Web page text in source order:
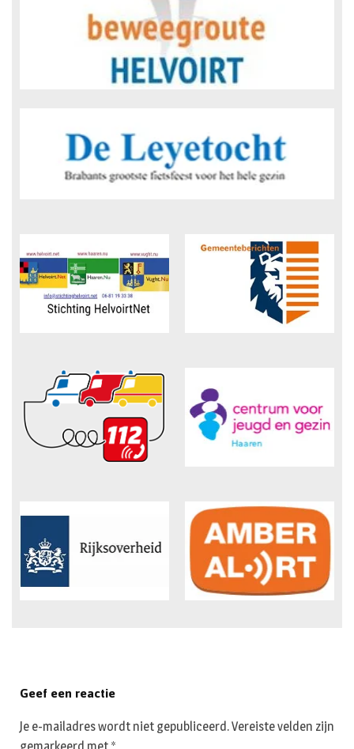
Geef een reactie
Je e-mailadres wordt niet gepubliceerd.Vereiste velden zijn
gemarkeerd met *